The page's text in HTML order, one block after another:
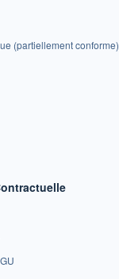
(partiellement conforme)